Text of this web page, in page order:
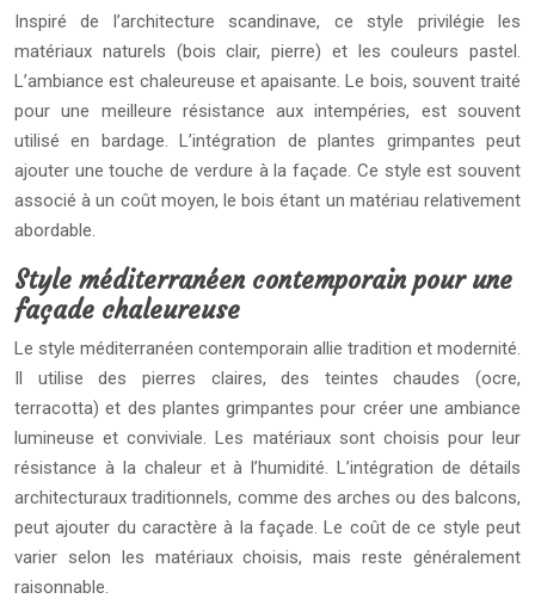
Inspiré de l’architecture scandinave, ce style privilégie les
matériaux naturels (bois clair, pierre) et les couleurs pastel.
L’ambiance est chaleureuse et apaisante. Le bois, souvent traité
pour une meilleure résistance aux intempéries, est souvent
utilisé en bardage. L’intégration de plantes grimpantes peut
ajouter une touche de verdure à la façade. Ce style est souvent
associé à un coût moyen, le bois étant un matériau relativement
abordable.
Style méditerranéen contemporain pour une
façade chaleureuse
Le style méditerranéen contemporain allie tradition et modernité.
Il utilise des pierres claires, des teintes chaudes (ocre,
terracotta) et des plantes grimpantes pour créer une ambiance
lumineuse et conviviale. Les matériaux sont choisis pour leur
résistance à la chaleur et à l’humidité. L’intégration de détails
architecturaux traditionnels, comme des arches ou des balcons,
peut ajouter du caractère à la façade. Le coût de ce style peut
varier selon les matériaux choisis, mais reste généralement
raisonnable.